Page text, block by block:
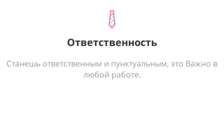
Ответственность
Станешь ответственным и пунктуальным, это Важно в
любой работе.